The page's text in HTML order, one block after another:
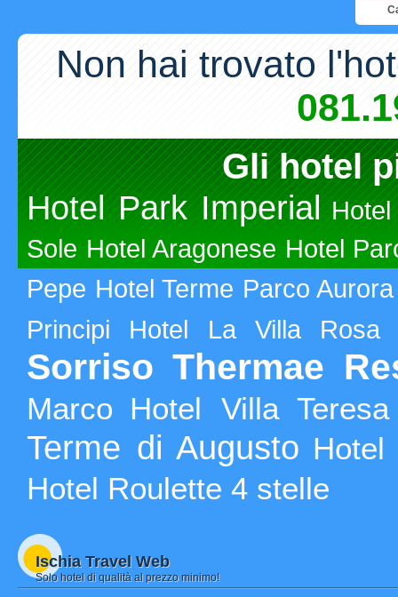
Non hai trovato
Gli hotel
Hotel Park Imperial
Sole Hotel Aragonese Hotel
Pepe Hotel Terme Parco Aurora
Principi
Hotel La Villa Rosa
Sorriso Thermae
Marco Hotel Villa Teresa
Terme di Augusto Hotel
Hotel Roulette 4 stelle
Ischia Travel Web
Solo hotel di qualità al prezzo minimo!